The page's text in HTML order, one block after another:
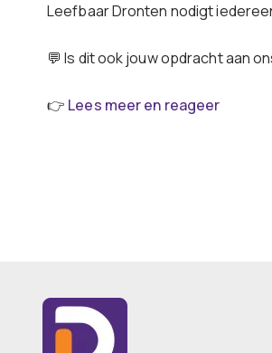
Leefbaar Dronten nodigt
💬 Is dit ook jouw opdracht aan
👉 Lees meer en reageer